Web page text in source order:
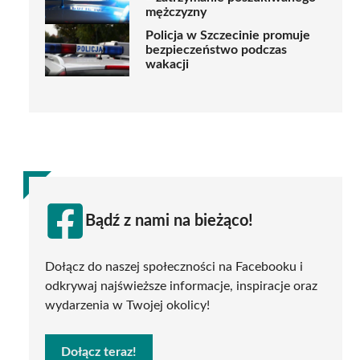
mężczyzny
Policja w Szczecinie promuje
bezpieczeństwo podczas
wakacji
Bądź z nami na bieżąco!
Dołącz do naszej społeczności na Facebooku i
odkrywaj najświeższe informacje, inspiracje oraz
wydarzenia w Twojej okolicy!
Dołącz teraz!